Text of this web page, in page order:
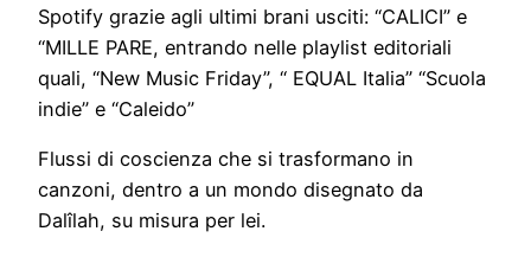
Spotify grazie agli ultimi brani usciti: “CALICI” e
“MILLE PARE, entrando nelle playlist editoriali
quali, “New Music Friday”, “ EQUAL Italia” “Scuola
indie” e “Caleido”
Flussi di coscienza che si trasformano in
canzoni, dentro a un mondo disegnato da
Dalîlah, su misura per lei.